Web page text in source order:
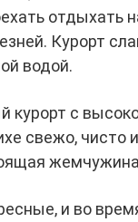
отдыхать
Курорт
водой.
курорт с
свежо, чисто
и во